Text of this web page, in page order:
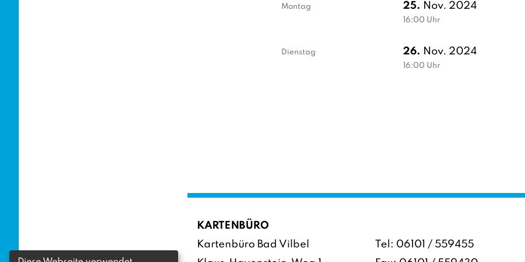
Montag 25. Nov. 2024
16:00 Uhr
Dienstag 26. Nov. 2024
16:00 Uhr
KARTENBÜRO
Kartenbüro Bad Vilbel
Tel: 06101 / 559455